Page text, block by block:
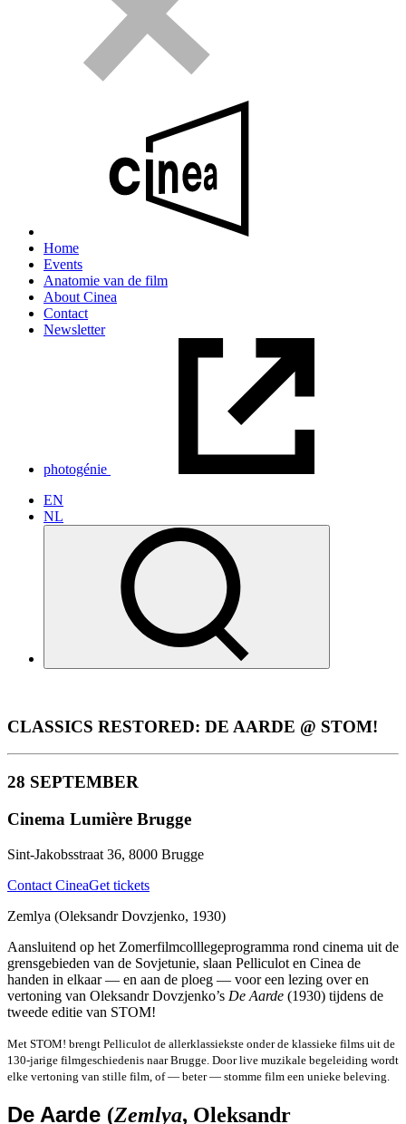
Home
Events
Anatomie van de film
About Cinea
Contact
Newsletter
photogénie
EN
NL
CLASSICS RESTORED: DE AARDE @ STOM!
28 SEPTEMBER
Cinema Lumière Brugge
Sint-Jakobsstraat 36, 8000 Brugge
Contact CineaGet tickets
Zemlya (Oleksandr Dovzjenko, 1930)
Aansluitend op het Zomerfilmcolllegeprogramma rond cinema uit de
grensgebieden van de Sovjetunie, slaan Pelliculot en Cinea de
handen in elkaar — en aan de ploeg — voor een lezing over en
vertoning van Oleksandr Dovzjenko’s De Aarde (1930) tijdens de
tweede editie van STOM!
Met STOM! brengt Pelliculot de allerklassiekste onder de klassieke films uit de
130-jarige filmgeschiedenis naar Brugge. Door live muzikale begeleiding wordt
elke vertoning van stille film, of — beter — stomme film een unieke beleving.
De Aarde (Zemlya, Oleksandr